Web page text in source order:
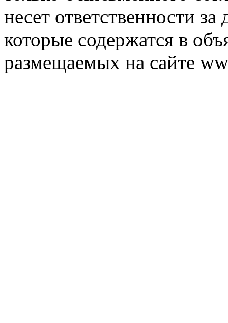
несет ответственности
которые содержатся в
размещаемых на сайте